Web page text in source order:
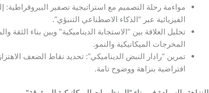
مواءمة رحلة التصميم مع استراتيجية تصفير البيروقراطية:
الفيزيائية عبر “الذكاء الاصطناعي التنبؤي”.
تحليل العلاقة بين “الاستجابة الديناميكية” وبين بناء
المخرجات الميكانيكية والنمو.
تمرين “رادار النبض الديناميكي”: تحديد نقاط الضعف
افتراضية بنزاهة ووضوح تامة.